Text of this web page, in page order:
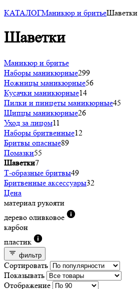
КАТАЛОГМаникюр и бритьеШаветки
Шаветки
Маникюр и бритье
Наборы маникюрные299
Ножницы маникюрные56
Кусачки маникюрные14
Пилки и пинцеты маникюрные45
Щипцы маникюрные26
Уход за лицом11
Наборы бритвенные12
Бритвы опасные89
Помазки55
Шаветки7
Т-образные бритвы49
Бритвенные аксессуары32
Цена
материал рукояти
дерево оливковое
карбон
пластик
фильтр
Сортировать
Показывать
Отображение